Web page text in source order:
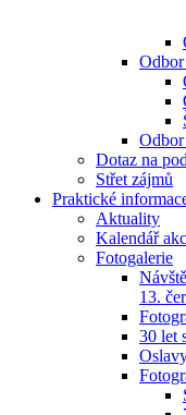
Dotaz na
Střet zájmů
Praktické
Aktuality
Kalendář
Fotogalerie
13.
30 let